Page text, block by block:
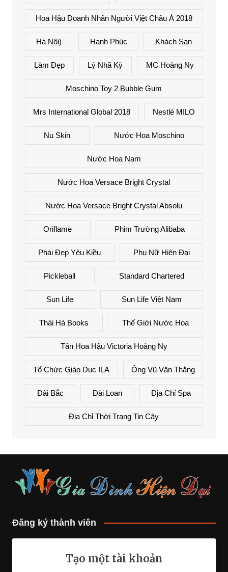
Hoa Hậu Doanh Nhân Người Việt Châu Á 2018
Hà Nội) Hạnh Phúc Khách Sạn
Làm Đẹp Lý Nhã Kỳ MC Hoàng Ny
Moschino Toy 2 Bubble Gum
Mrs International Global 2018 Nestlé MILO
Nu Skin Nước Hoa Moschino
Nước Hoa Nam
Nước Hoa Versace Bright Crystal
Nước Hoa Versace Bright Crystal Absolu
Oriflame Phim Trường Alibaba
Phái Đẹp Yêu Kiều Phụ Nữ Hiện Đại
Pickleball Standard Chartered
Sun Life Sun Life Việt Nam
Thái Hà Books Thế Giới Nước Hoa
Tân Hoa Hậu Victoria Hoàng Ny
Tổ Chức Giáo Dục ILA Ông Vũ Văn Thắng
Đài Bắc Đài Loan Địa Chỉ Spa
Địa Chỉ Thời Trang Tin Cậy
Đăng ký thành viên
Tạo một tài khoản